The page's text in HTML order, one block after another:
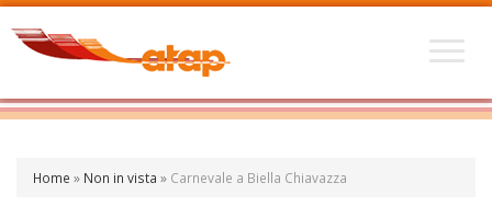
Home » Non in vista » Carnevale a Biella Chiavazza